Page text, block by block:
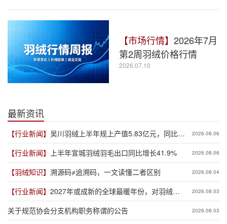
【市场行情】 2026年7月
第2周羽绒价格行情
2026.07.10
最新资讯
【行业新闻】 吴川羽绒上半年规上产值5.83亿元，同比增
长19.3%
2026.08.06
【行业新闻】 上半年宣城羽绒羽毛出口同比增长41.9% 2026.08.06
【羽绒知识】 溯源码≠追溯码，一文读懂二者区别 2026.08.04
【行业新闻】 2027年或成新的全球最暖年份，对羽绒产
业有何影响？
2026.08.03
关于规范协会分支机构职务称谓的公告 2026.08.03